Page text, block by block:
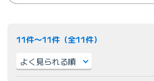
11件〜11件（全11件）